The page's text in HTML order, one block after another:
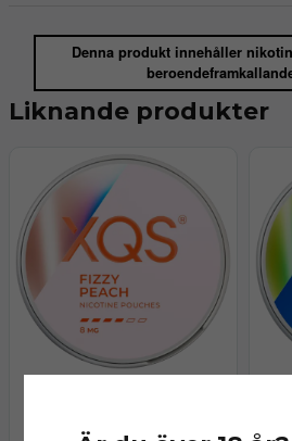
Denna produkt innehåller
Liknande produkter